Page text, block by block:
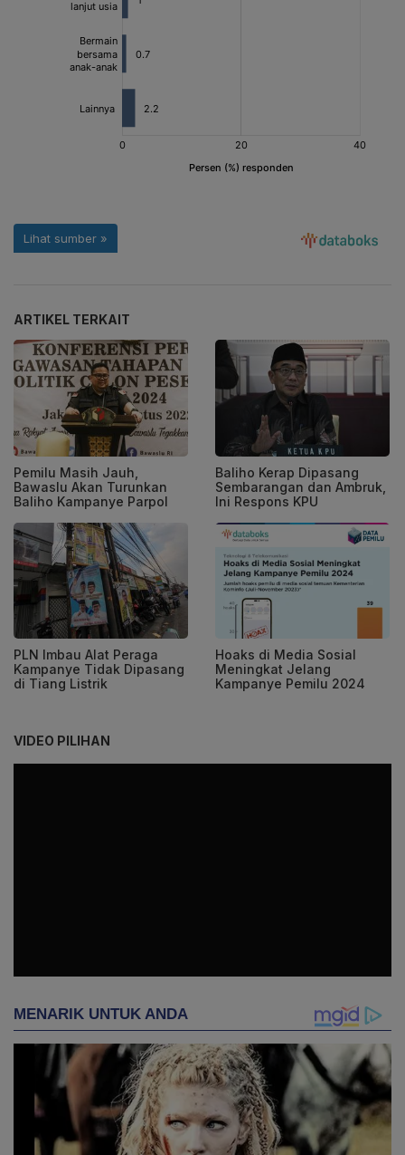
ARTIKEL TERKAIT
Pemilu Masih Jauh,
Bawaslu Akan Turunkan
Baliho Kampanye Parpol
Baliho Kerap Dipasang
Sembarangan dan Ambruk,
Ini Respons KPU
PLN Imbau Alat Peraga
Kampanye Tidak Dipasang
di Tiang Listrik
Hoaks di Media Sosial
Meningkat Jelang
Kampanye Pemilu 2024
VIDEO PILIHAN